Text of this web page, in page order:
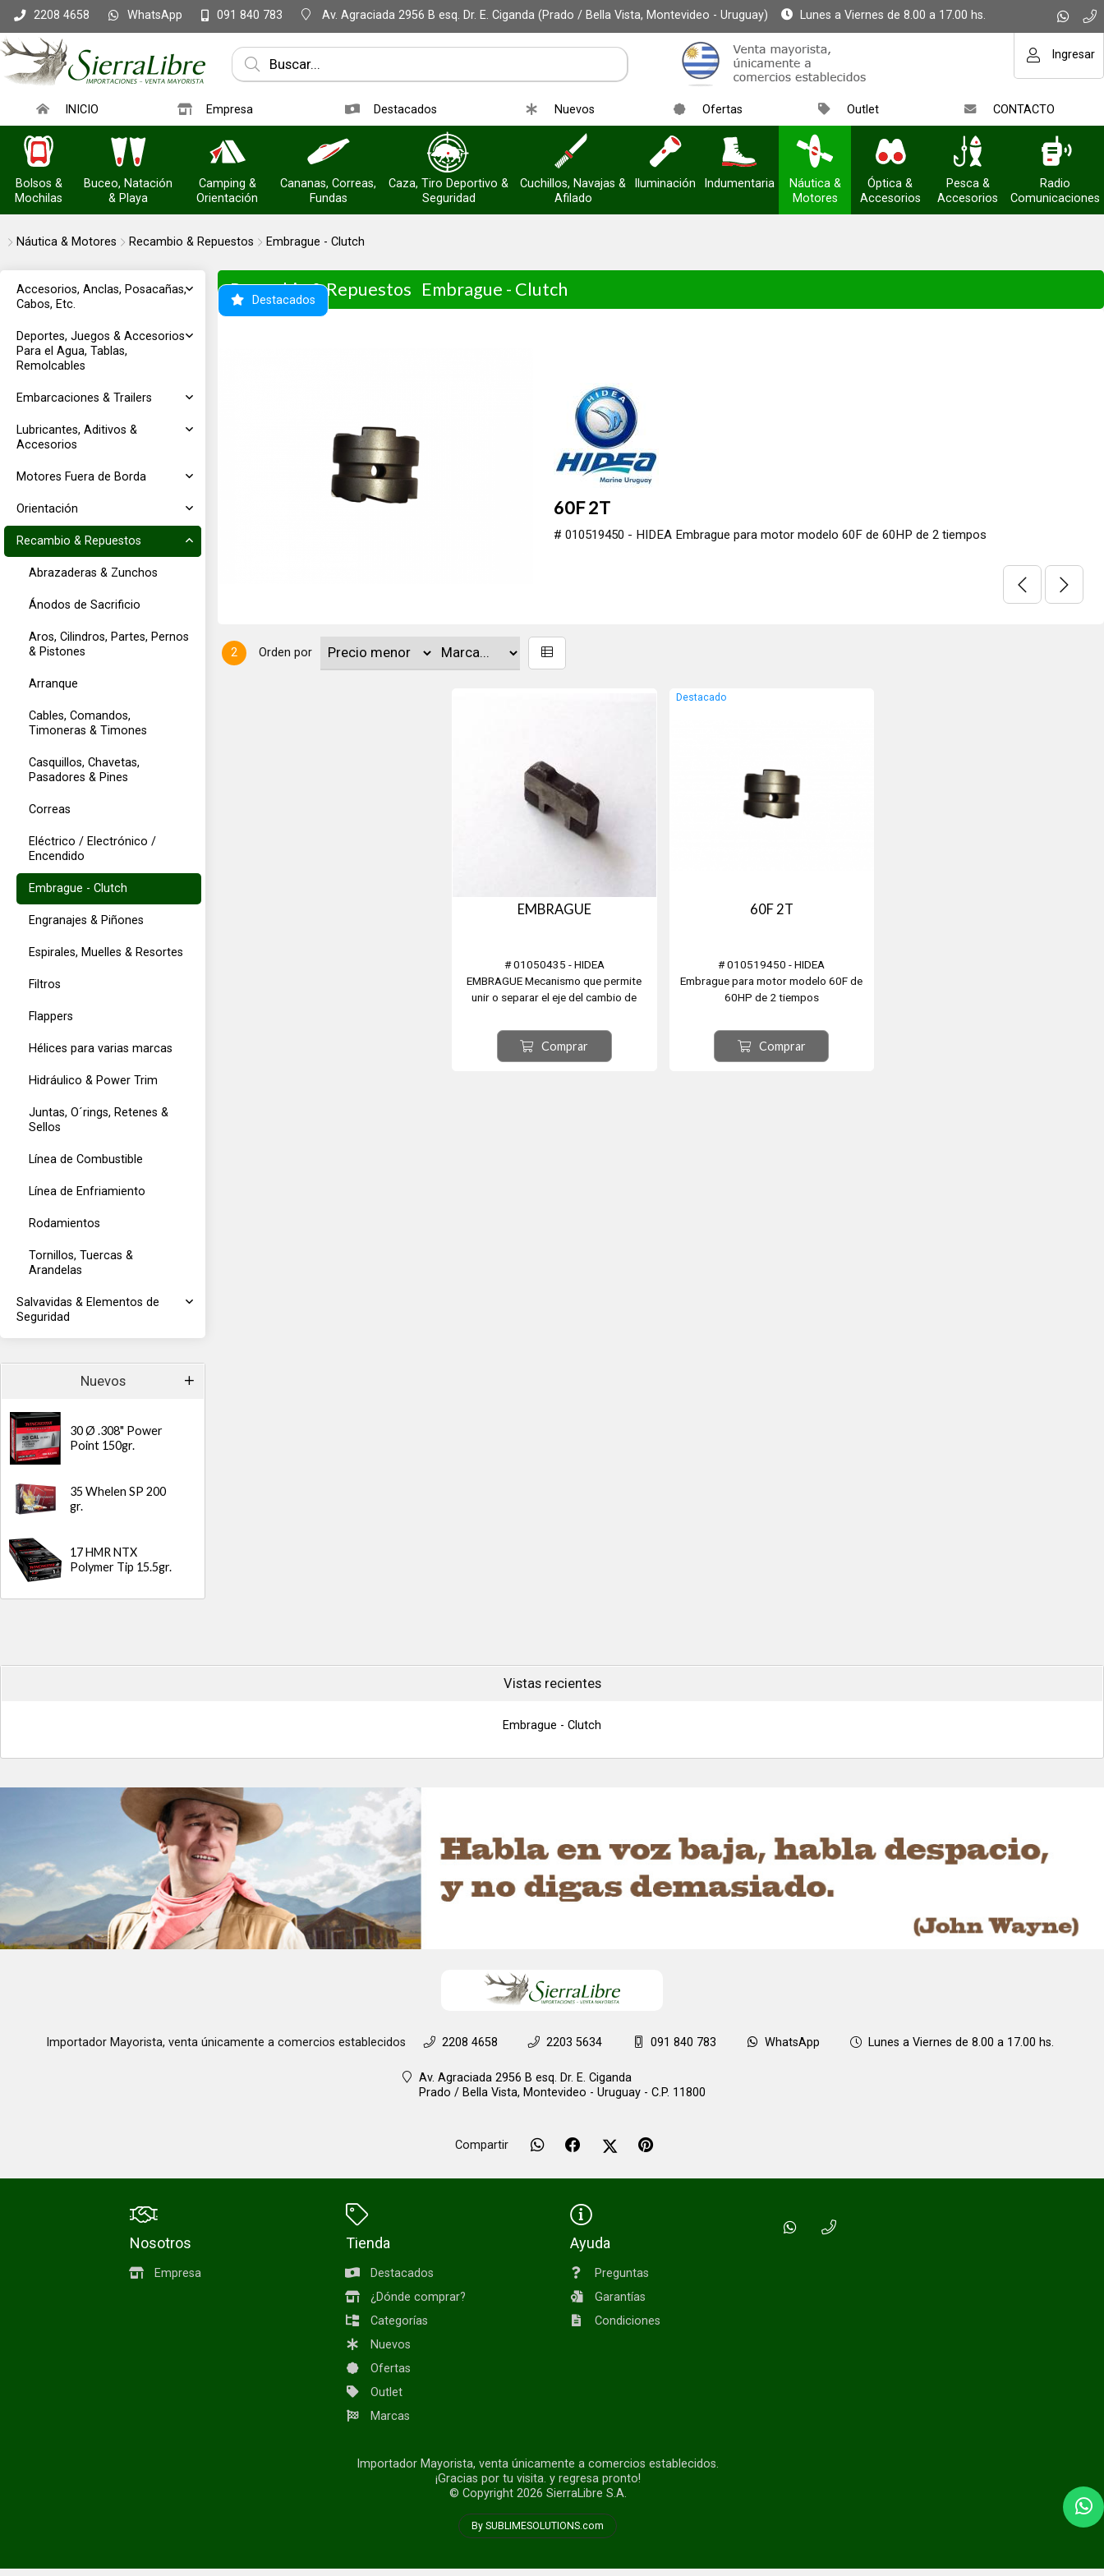
2208 4658 WhatsApp 091 840 783 Av. Agraciada 2956 B esq. Dr. E. Ciganda (Prado / Bella Vista, Montevideo - Uruguay) Lunes a Viernes de 8.00 a 17.00 hs.
Ingresar
INICIO Empresa Destacados Nuevos Ofertas Outlet CONTACTO
Bolsos &
Mochilas
Buceo, Natación
& Playa
Camping &
Orientación
Cananas, Correas,
Fundas
Caza, Tiro Deportivo &
Seguridad
Cuchillos, Navajas &
Afilado
Iluminación Indumentaria
Náutica &
Motores
Óptica &
Accesorios
Pesca &
Accesorios
Radio
Comunicaciones
Náutica & Motores Recambio & Repuestos Embrague - Clutch
Accesorios, Anclas, Posacañas,
Cabos, Etc.
Deportes, Juegos & Accesorios
Para el Agua, Tablas,
Remolcables
Embarcaciones & Trailers
Lubricantes, Aditivos &
Accesorios
Motores Fuera de Borda
Orientación
Recambio & Repuestos
Abrazaderas & Zunchos
Ánodos de Sacrificio
Aros, Cilindros, Partes, Pernos
& Pistones
Arranque
Cables, Comandos,
Timoneras & Timones
Casquillos, Chavetas,
Pasadores & Pines
Correas
Eléctrico / Electrónico /
Encendido
Embrague - Clutch
Engranajes & Piñones
Espirales, Muelles & Resortes
Filtros
Flappers
Hélices para varias marcas
Hidráulico & Power Trim
Juntas, O´rings, Retenes &
Sellos
Línea de Combustible
Línea de Enfriamiento
Rodamientos
Tornillos, Tuercas &
Arandelas
Salvavidas & Elementos de
Seguridad
Nuevos
30 Ø .308" Power
Point 150gr.
35 Whelen SP 200
gr.
17 HMR NTX
Polymer Tip 15.5gr.
Recambio & Repuestos Embrague - Clutch
Destacados
de 2 tiempos
60F 2T
# 010519450 - HIDEA Embrague para motor modelo 60F de 60HP de 2 tiempos
2 Orden por
EMBRAGUE
# 01050435 - HIDEA
EMBRAGUE Mecanismo que permite
unir o separar el eje del cambio de
movimiento del motor. Nº 37 - 3.5FHCS
- 01050435
Comprar
Destacado
60F 2T
# 010519450 - HIDEA
Embrague para motor modelo 60F de
60HP de 2 tiempos
Comprar
Vistas recientes
Embrague - Clutch
Importador Mayorista, venta únicamente a comercios establecidos 2208 4658 2203 5634 091 840 783 WhatsApp Lunes a Viernes de 8.00 a 17.00 hs.
Av. Agraciada 2956 B esq. Dr. E. Ciganda
Prado / Bella Vista, Montevideo - Uruguay - C.P. 11800
Compartir
Nosotros
Empresa
Tienda
Destacados
¿Dónde comprar?
Categorías
Nuevos
Ofertas
Outlet
Marcas
Ayuda
Preguntas
Garantías
Condiciones
Importador Mayorista, venta únicamente a comercios establecidos.
¡Gracias por tu visita. y regresa pronto!
© Copyright 2026 SierraLibre S.A.
By SUBLIMESOLUTIONS.com